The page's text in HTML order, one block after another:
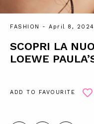
FASHION - April 8, 2024
SCOPRI LA
LOEWE
ADD TO FAVOURITE